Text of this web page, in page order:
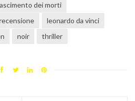
dei morti
leonardo da vinci
noir thriller